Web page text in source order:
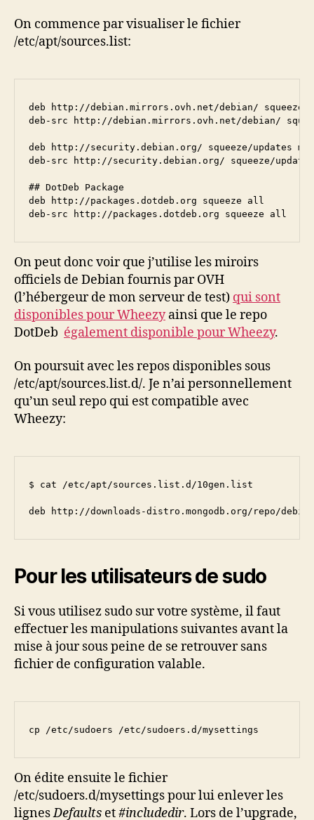
On commence par visualiser le fichier
/etc/apt/sources.list:
deb http://debian.mirrors.ovh.net/debian/ squeeze
deb-src http://debian.mirrors.ovh.net/debian/
deb http://security.debian.org/ squeeze/updates
deb-src http://security.debian.org/ squeeze/
## DotDeb Package
deb http://packages.dotdeb.org squeeze all
deb-src http://packages.dotdeb.org squeeze all
On peut donc voir que j’utilise les miroirs
officiels de Debian fournis par OVH
(l’hébergeur de mon serveur de test) qui sont
disponibles pour Wheezyainsi que le repo
DotDeb également disponible pour Wheezy.
On poursuit avec les repos disponibles sous
/etc/apt/sources.list.d/. Je n’ai personnellement
qu’un seul repo qui est compatible avec
Wheezy:
$ cat /etc/apt/sources.list.d/10gen.list
deb http://downloads-distro.mongodb.org/repo/
Pour les utilisateurs de sudo
Si vous utilisez sudo sur votre système, il faut
effectuer les manipulations suivantes avant la
mise à jour sous peine de se retrouver sans
fichier de configuration valable.
cp /etc/sudoers /etc/sudoers.d/mysettings
On édite ensuite le fichier
/etc/sudoers.d/mysettings pour lui enlever les
lignesDefaults et#includedir. Lors de l’upgrade,